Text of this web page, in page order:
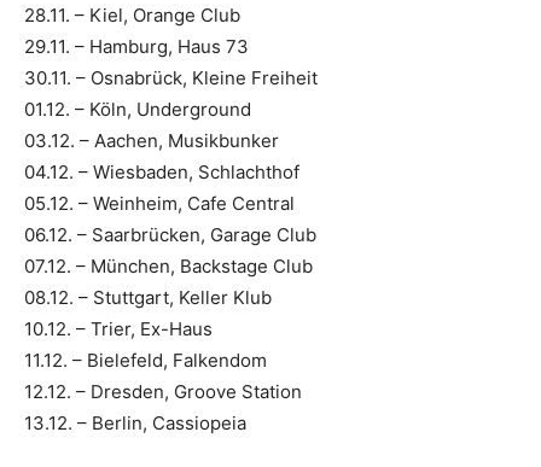
28.11. – Kiel, Orange Club
29.11. – Hamburg, Haus 73
30.11. – Osnabrück, Kleine Freiheit
01.12. – Köln, Underground
03.12. – Aachen, Musikbunker
04.12. – Wiesbaden, Schlachthof
05.12. – Weinheim, Cafe Central
06.12. – Saarbrücken, Garage Club
07.12. – München, Backstage Club
08.12. – Stuttgart, Keller Klub
10.12. – Trier, Ex-Haus
11.12. – Bielefeld, Falkendom
12.12. – Dresden, Groove Station
13.12. – Berlin, Cassiopeia